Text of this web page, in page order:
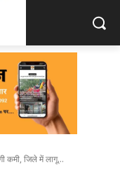
कमी, जिले में लागू...